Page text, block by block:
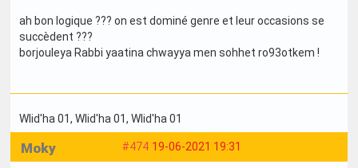
ah bon logique ??? on est dominé genre et leur occasions se
succèdent ???
borjouleya Rabbi yaatina chwayya men sohhet ro93otkem !
Wlid'ha 01, Wlid'ha 01, Wlid'ha 01
#474 19-06-2021 19:31
Moky